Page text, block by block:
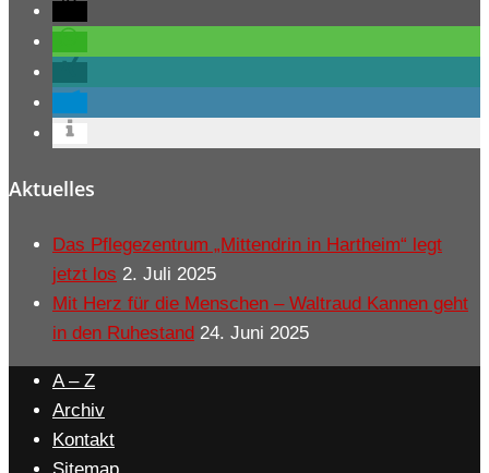
Aktuelles
Das Pflegezentrum „Mittendrin in Hartheim“ legt
jetzt los 2. Juli 2025
Mit Herz für die Menschen – Waltraud Kannen geht
in den Ruhestand 24. Juni 2025
A – Z
Archiv
Kontakt